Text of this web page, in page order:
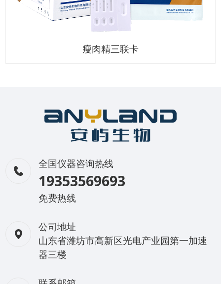
瘦肉精三联卡
全国仪器咨询热线
19353569693
免费热线
公司地址
山东省潍坊市高新区光电产业园第一加速
器三楼